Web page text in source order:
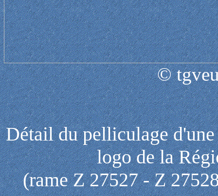
©
Détail du pelliculage
logo de la
(rame Z 27527 - Z